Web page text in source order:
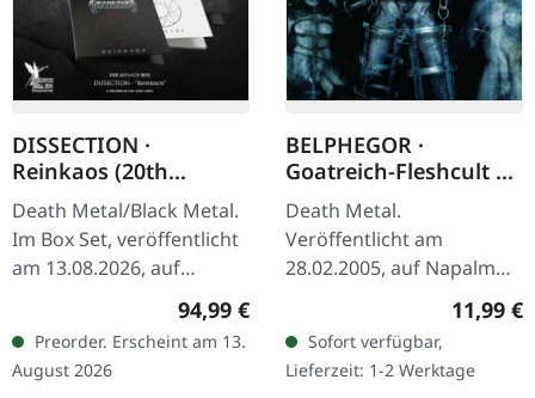
DISSECTION ·
Reinkaos (20th
Anniversary) | 6CD
BOXSET
Death Metal/Black Metal.
Im Box Set, veröffentlicht
am 13.08.2026, auf
Darkness Shall Rise
Productions. Exklusives
Box-Set mit 6 CDs im…
Regulärer Preis:
94,99 €
Preorder. Erscheint am 13.
August 2026
BELPHEGOR ·
Goatreich-Fleshcult |
CD
Death Metal.
Veröffentlicht am
28.02.2005, auf Napalm
Records. CD im Jewelcase.
Das Album "Goatreich -
Fleshcult" von Belphegor
ist eine monumentale…
11,99 €
Sofort verfügbar,
Lieferzeit: 1-2 Werktage